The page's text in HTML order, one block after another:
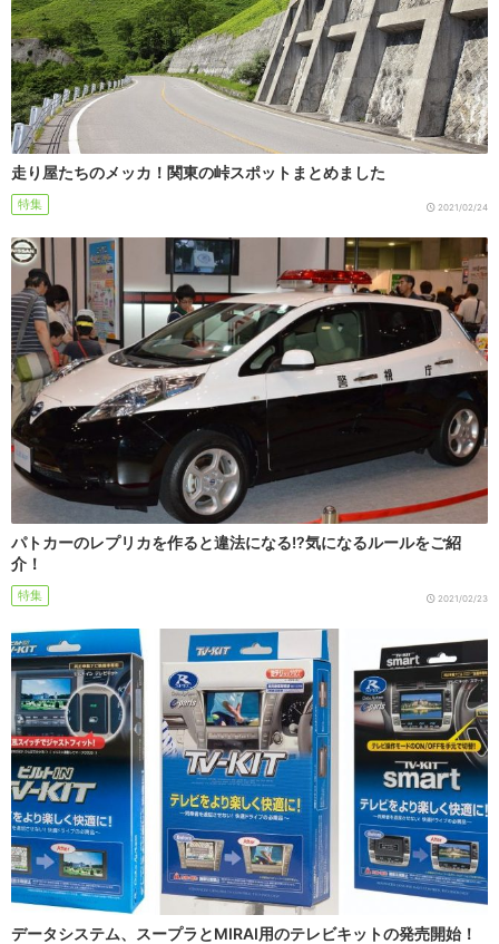
走り屋たちのメッカ！関東の峠スポットまとめました
特集 2021/02/24
パトカーのレプリカを作ると違法になる!?気になるルールをご紹
介！
特集 2021/02/23
データシステム、スープラとMIRAI用のテレビキットの発売開始！